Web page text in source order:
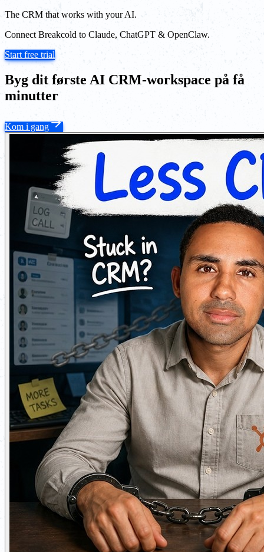
The CRM that works with your AI.
Connect Breakcold to Claude, ChatGPT & OpenClaw.
Start free trial
Byg dit første AI CRM-workspace på få
minutter
Kom i gang